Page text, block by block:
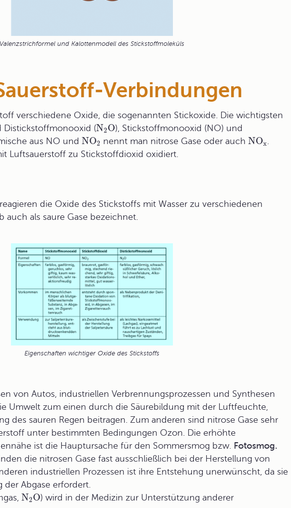
Valenzstrichformel und Kalottenmodell des Stickstoffmoleküls
Verbindungen
verschiedene Oxide, die sogenannten Stickoxide. Die wichtigsten
Distickstoffmonooxid (N2O), Stickstoffmonooxid (NO) und
aus NO undNO2 nennt man nitrose Gase oder auchNOx
Luftsauerstoff zu Stickstoffdioxid oxidiert.
die Oxide des Stickstoffs mit Wasser zu verschiedenen
auch als saure Gase bezeichnet.
Eigenschaften wichtiger Oxide des Stickstoffs
von Autos, industriellen Verbrennungsprozessen und Synthesen
Umwelt zum einen durch die Säurebildung mit der Luftfeuchte,
des sauren Regen beitragen. Zum anderen sind nitrose Gase sehr
unter bestimmten Bedingungen Ozon. Die erhöhte
ist die Hauptursache für den Sommersmog bzw. Fotosmog.
die nitrosen Gase fast ausschließlich bei der Herstellung von
industriellen Prozessen ist ihre Entstehung unerwünscht, da sie
Abgase erfordert.
N2O) wird in der Medizin zur Unterstützung anderer